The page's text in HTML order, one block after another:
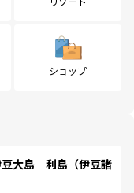
ショップ
大島 利島（伊豆諸